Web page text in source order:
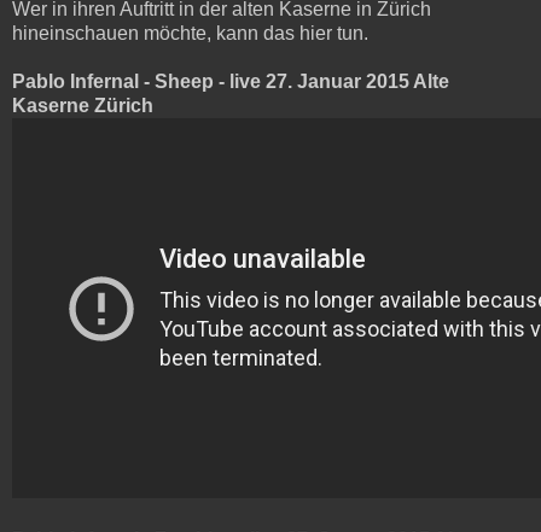
Wer in ihren Auftritt in der alten Kaserne in Zürich
hineinschauen möchte, kann das hier tun.
Pablo Infernal - Sheep - live 27. Januar 2015 Alte
Kaserne Zürich